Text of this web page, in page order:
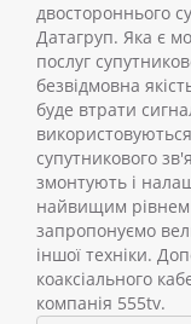
двостороннього
Датагруп. Яка є
послуг
безвідмовна
буде втрати
супутникового
змонтують і
найвищим рівнем
запропонуємо
іншої техніки.
коаксіального
компанія 555tv.